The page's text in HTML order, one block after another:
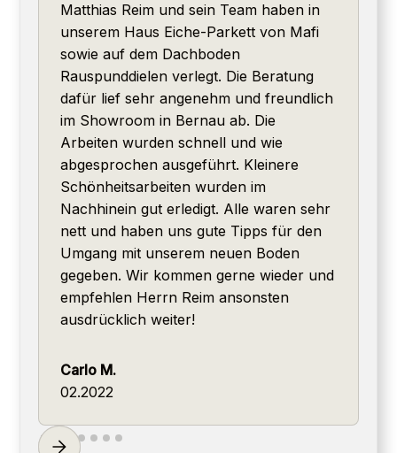
Matthias Reim und sein Team haben in
unserem Haus Eiche-Parkett von Mafi
sowie auf dem Dachboden
Rauspunddielen verlegt. Die Beratung
dafür lief sehr angenehm und freundlich
im Showroom in Bernau ab. Die
Arbeiten wurden schnell und wie
abgesprochen ausgeführt. Kleinere
Schönheitsarbeiten wurden im
Nachhinein gut erledigt. Alle waren sehr
nett und haben uns gute Tipps für den
Umgang mit unserem neuen Boden
gegeben. Wir kommen gerne wieder und
empfehlen Herrn Reim ansonsten
ausdrücklich weiter!
Carlo M.
02.2022